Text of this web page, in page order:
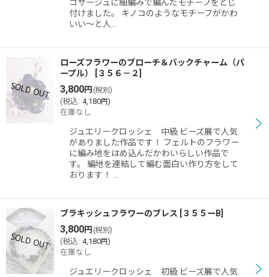
コサージュに細編みで編んだモチーフをとじ
付けました。 キノコのようなモチーフがかわ
いい〜と人…
ローズフラワーのブローチ＆バックチャーム（パ
ープル）
３５６－２
3,800円 (税別)
(税込 : 4,180円)
在庫なし
ジュエリークロッシェ 中級 ビーズ展で人気
がありました作品です！ フェルトのフラワー
に編み地をはめ込んだかわいらしい作品で
す。 編地を連結して編む面白い作り方をして
おります！ …
ブラキッシュフラワーのブレス ３５５ーB
3,800円 (税別)
(税込 : 4,180円)
在庫なし
ジュエリークロッシェ 初級 ビーズ展で人気